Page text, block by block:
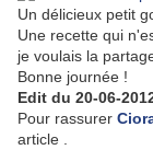
Un délicieux petit
Une recette qui
je voulais la
Bonne journée !
Edit du 20-06-
Pour rassurer
article .